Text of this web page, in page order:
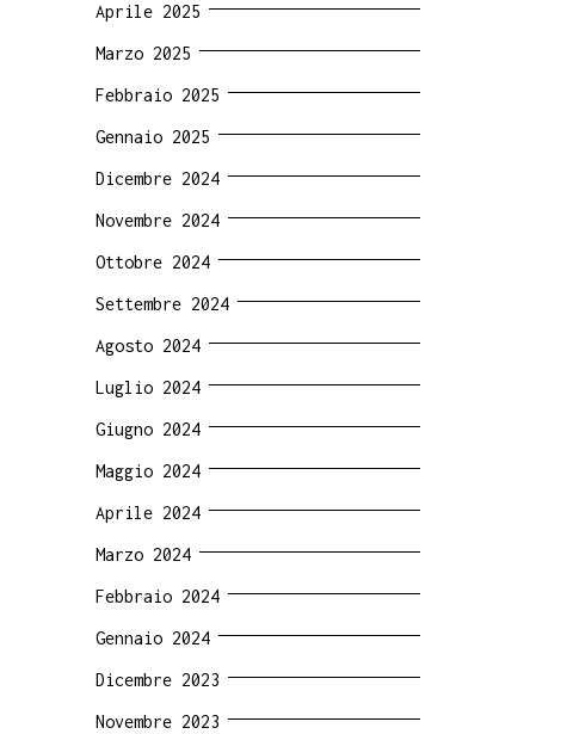
Aprile 2025
Marzo 2025
Febbraio 2025
Gennaio 2025
Dicembre 2024
Novembre 2024
Ottobre 2024
Settembre 2024
Agosto 2024
Luglio 2024
Giugno 2024
Maggio 2024
Aprile 2024
Marzo 2024
Febbraio 2024
Gennaio 2024
Dicembre 2023
Novembre 2023